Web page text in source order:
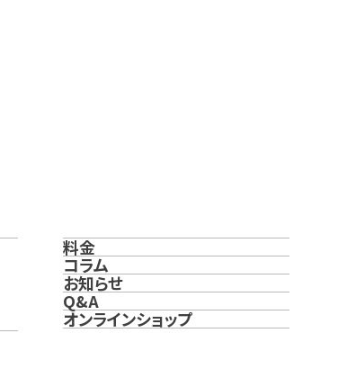
料金
コラム
お知らせ
Q&A
オンラインショップ